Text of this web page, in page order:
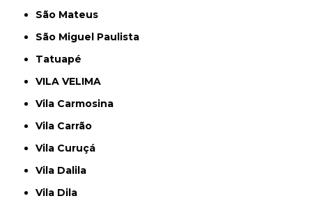
São Mateus
São Miguel Paulista
Tatuapé
VILA VELIMA
Vila Carmosina
Vila Carrão
Vila Curuçá
Vila Dalila
Vila Dila